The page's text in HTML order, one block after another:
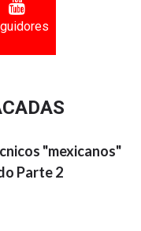
"mexicanos"
Parte 2